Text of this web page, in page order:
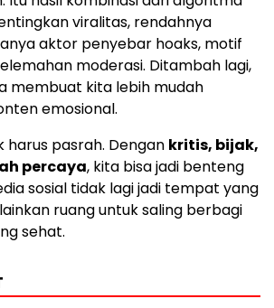
viralitas, rendahnya
aktor penyebar hoaks, motif
moderasi. Ditambah lagi,
membuat kita lebih mudah
emosional.
harus pasrah. Dengan kritis, bijak,
percaya, kita bisa jadi benteng
sosial tidak lagi jadi tempat yang
ruang untuk saling berbagi
sehat.